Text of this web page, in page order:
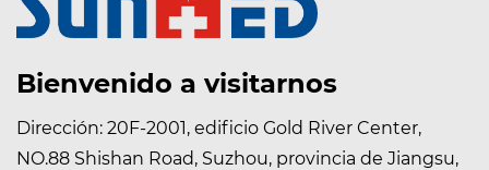
Bienvenido a visitarnos
Dirección: 20F-2001, edificio Gold River Center,
NO.88 Shishan Road, Suzhou, provincia de Jiangsu,